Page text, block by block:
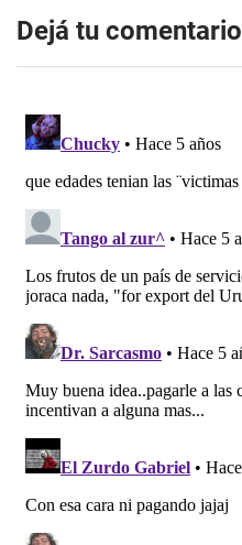
Dejá tu comentario